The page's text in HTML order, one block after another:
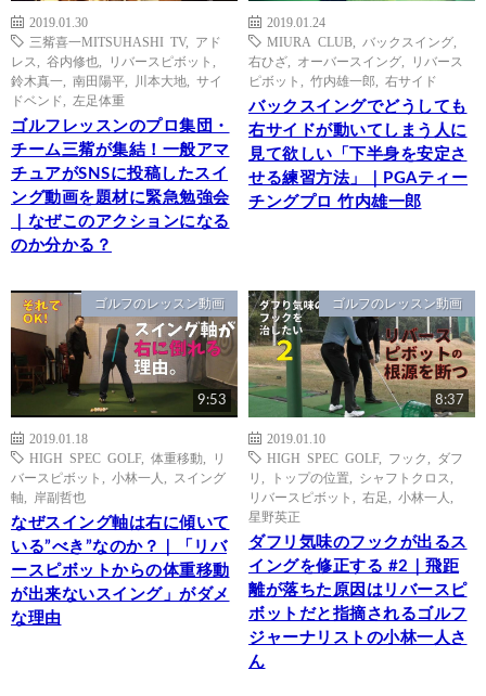
2019.01.30
三觜喜一MITSUHASHI TV, アド
レス
谷内修也 リバースピボット
鈴木真一
南田陽平 川本大地
サイ
ドベンド
左足体重
ゴルフレッスンのプロ集団・
チーム三觜が集結！一般アマ
チュアがSNSに投稿したスイ
ング動画を題材に緊急勉強会
｜なぜこのアクションになる
のか分かる？
2019.01.24
MIURA CLUB
バックスイング
右ひざ
オーバースイング
リバース
ピボット
竹内雄一郎 右サイド
バックスイングでどうしても
右サイドが動いてしまう人に
見て欲しい「下半身を安定さ
せる練習方法」｜PGAティー
チングプロ 竹内雄一郎
ゴルフのレッスン動画
9:53
2019.01.18
HIGH SPEC GOLF, 体重移動
リ
バースピボット
小林一人
スイング
軸
岸副哲也
なぜスイング軸は右に傾いて
いる”べき”なのか？｜「リバ
ースピボットからの体重移動
が出来ないスイング」がダメ
な理由
ゴルフのレッスン動画
8:37
2019.01.10
HIGH SPEC GOLF, フック
ダフ
リ
トップの位置 シャフトクロス
リバースピボット
右足 小林一人
星野英正
ダフリ気味のフックが出るス
イングを修正する #2｜飛距
離が落ちた原因はリバースピ
ボットだと指摘されるゴルフ
ジャーナリストの小林一人さ
ん